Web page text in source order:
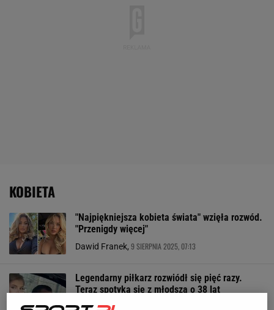
KOBIETA
"Najpiękniejsza kobieta świata" wzięła rozwód.
"Przenigdy więcej"
Dawid Franek, 9 SIERPNIA 2025, 07:13
Legendarny piłkarz rozwiódł się pięć razy.
Teraz spotyka się z młodszą o 38 lat
Hubert Pawlik,